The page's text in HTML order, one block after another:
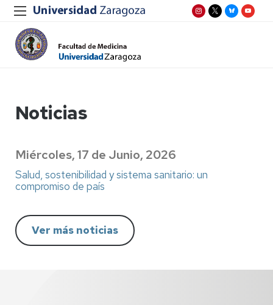
Noticias
Miércoles, 17 de Junio, 2026
Salud, sostenibilidad y sistema sanitario: un
compromiso de país
Ver más noticias